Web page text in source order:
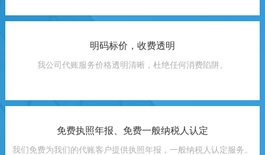
明码标价，收费透明
我公司代账服务价格透明清晰，杜绝任何消费陷阱。
免费执照年报、免费一般纳税人认定
我们免费为我们的代账客户提供执照年报，一般纳税人认定服务。